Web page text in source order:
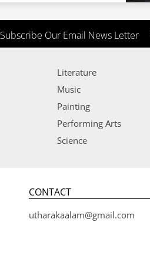
Subscribe Our Email News Letter
Literature
Music
Painting
Performing Arts
Science
CONTACT
utharakaalam@gmail.com